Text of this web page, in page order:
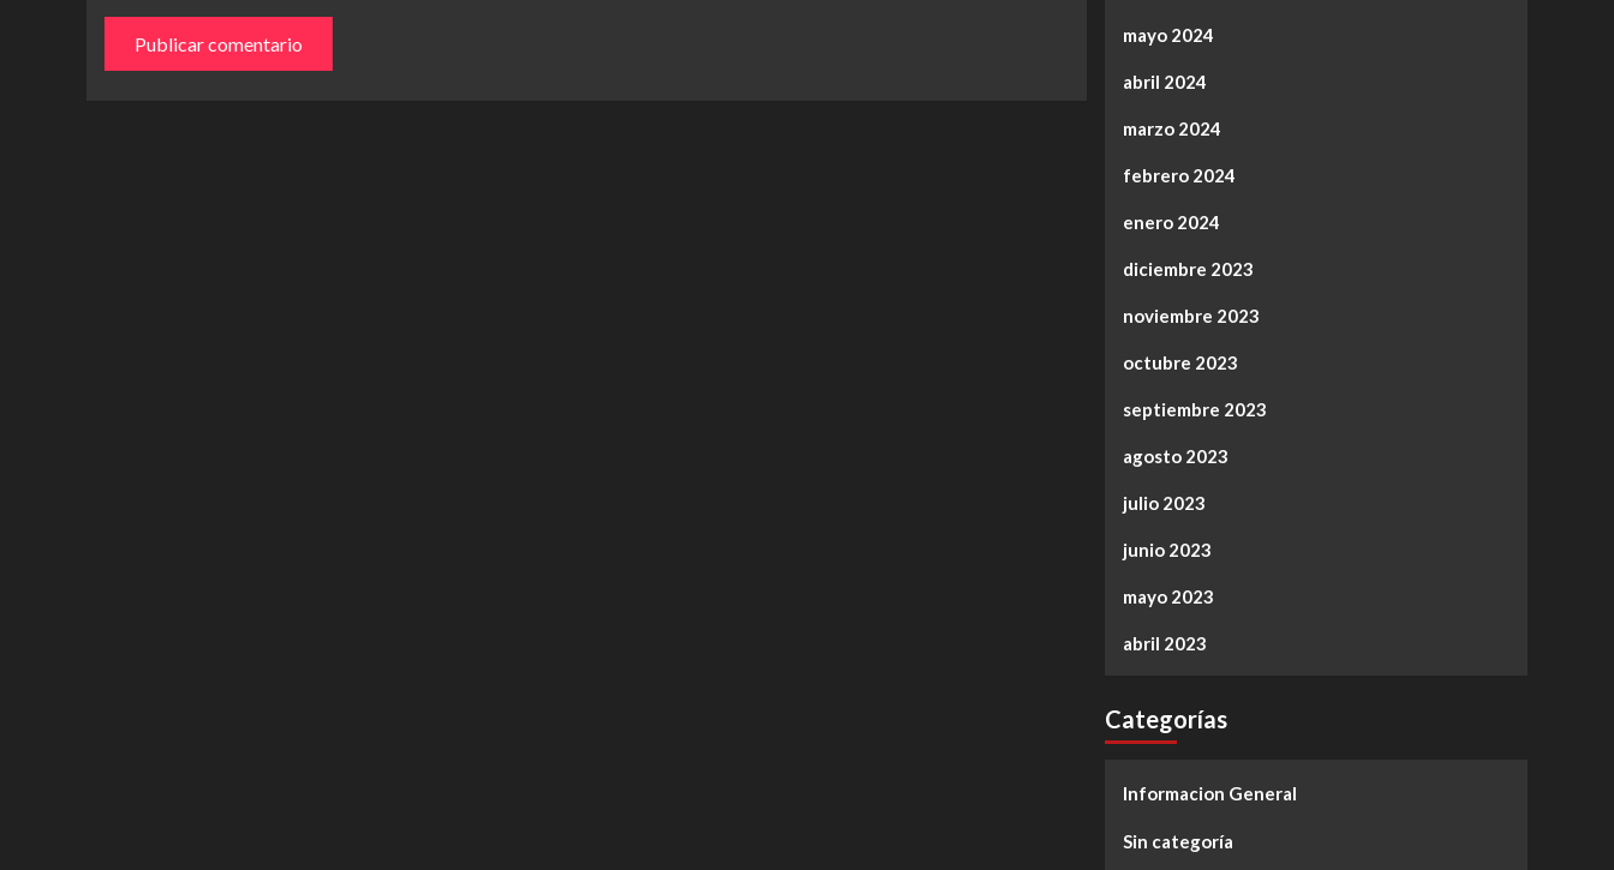
mayo 2024
abril 2024
marzo 2024
febrero 2024
enero 2024
diciembre 2023
noviembre 2023
octubre 2023
septiembre 2023
agosto 2023
julio 2023
junio 2023
mayo 2023
abril 2023
Categorías
Informacion General
Sin categoría